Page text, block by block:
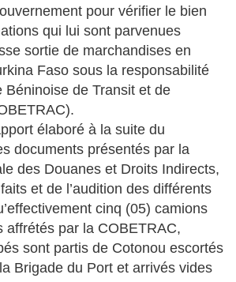
pour vérifier le bien
qui lui sont parvenues
sortie de marchandises en
Faso sous la responsabilité
Béninoise de Transit et de
élaboré à la suite du
documents présentés par la
des Douanes et Droits Indirects,
et de l’audition des différents
cinq (05) camions
affrétés par la COBETRAC,
sont partis de Cotonou escortés
Brigade du Port et arrivés vides